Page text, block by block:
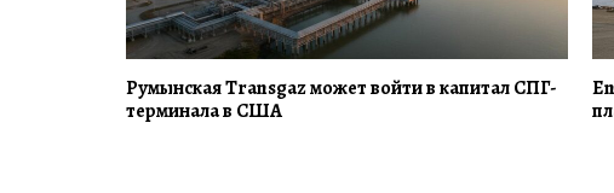
Румынская Transgaz может войти в капитал СПГ-
терминала в США